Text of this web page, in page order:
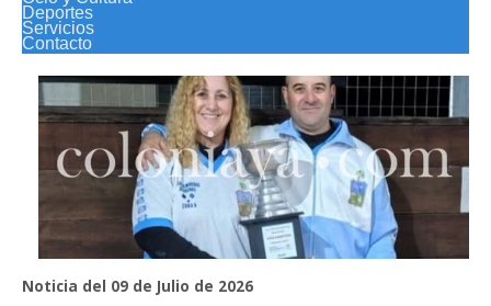
Deportes
Servicios
Contacto
Noticia del 09 de Julio de 2026